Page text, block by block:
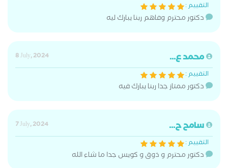
التقييم :
دكتور محترم وفاهم ربنا يبارك ليه
محمد ع...
8 July, 2024
التقييم :
دكتور ممتاز جدا ربنا يبارك فيه
سامح ح...
7 July, 2024
التقييم :
دكتور محترم و ذوق و كويس جدا ما شاء الله